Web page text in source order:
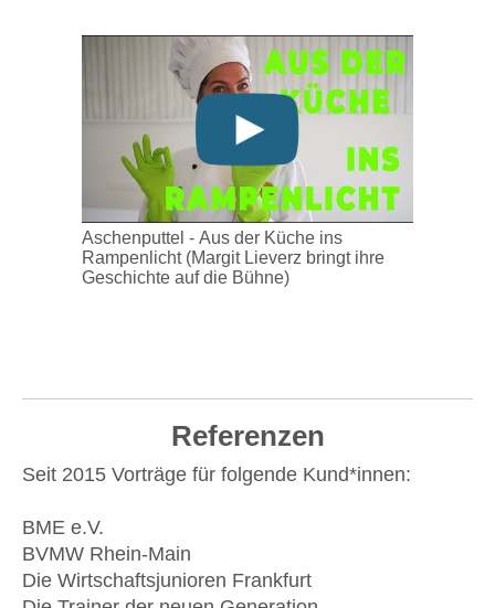
Aschenputtel - Aus der Küche ins
Rampenlicht (Margit Lieverz bringt ihre
Geschichte auf die Bühne)
Referenzen
Seit 2015 Vorträge für folgende Kund*innen:
BME e.V.
BVMW Rhein-Main
Die Wirtschaftsjunioren Frankfurt